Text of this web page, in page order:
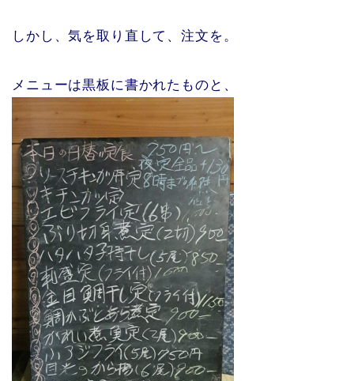
しかし、気を取り直して、注文を。
メニューは黒板に書かれたものと、